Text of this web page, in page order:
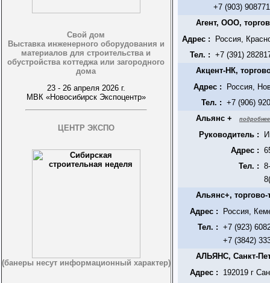
Свой дом
Выставка инженерного оборудования и
материалов для строительства и
обустройства коттеджа или загородного
дома
23 - 26 апреля 2026 г.
МВК «Новосибирск Экспоцентр»
ЦЕНТР ЭКСПО
(банеры несут информационный характер)
+7 (903)
Агент, ООО,
Адрес :
Россия,
Тел. : +7 (391)
Акцент-НК,
Адрес :
Россия,
Тел. : +7 (906)
Альянс +
Руководитель :
Адрес :
Тел. :
Альянс+,
Адрес :
Россия,
Тел. : +7 (923)
+7 (3842)
АЛЬЯНС, Санкт-
Адрес :
192019 г